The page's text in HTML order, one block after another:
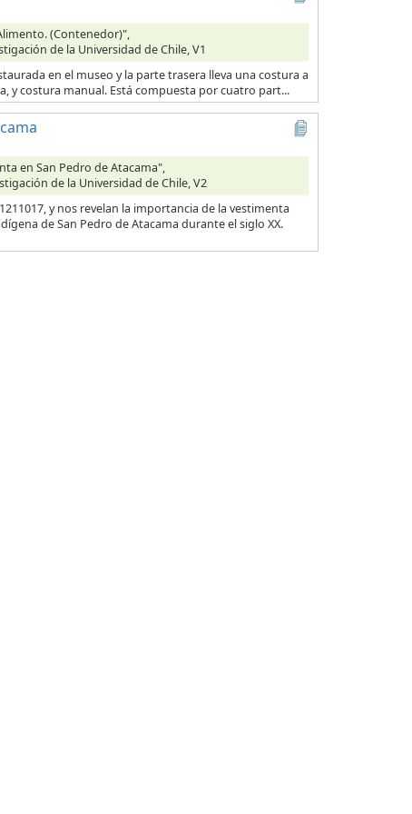
(Contenedor)",
de la Universidad de Chile, V1
en el museo y la parte trasera lleva una costura a
y costura manual. Está compuesta por cuatro part...
en San Pedro de Atacama",
de la Universidad de Chile, V2
y nos revelan la importancia de la vestimenta
de San Pedro de Atacama durante el siglo XX.